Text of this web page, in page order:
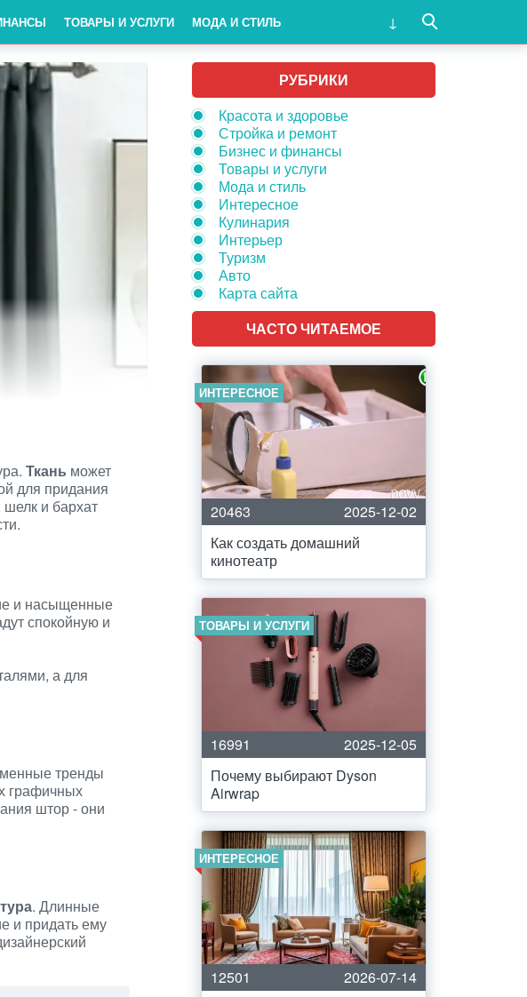
ТОВАРЫ И УСЛУГИ МОДА И СТИЛЬ
Ткань может
для придания
и бархат
и насыщенные
спокойную и
а для
тренды
графичных
штор - они
. Длинные
и придать ему
РУБРИКИ
Красота и здоровье
Стройка и ремонт
Бизнес и финансы
Товары и услуги
Мода и стиль
Интересное
Кулинария
Интерьер
Туризм
Авто
Карта сайта
ЧАСТО ЧИТАЕМОЕ
ИНТЕРЕСНОЕ
20463
2025-12-02
Как создать домашний
кинотеатр
ТОВАРЫ И УСЛУГИ
16991
2025-12-05
Почему выбирают Dyson
Airwrap
ИНТЕРЕСНОЕ
12501
2026-07-14